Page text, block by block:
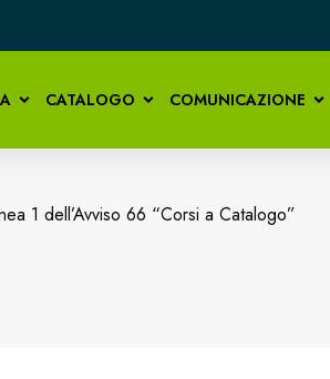
CATALOGO COMUNICAZIONE
1 dell’Avviso 66 “Corsi a Catalogo”